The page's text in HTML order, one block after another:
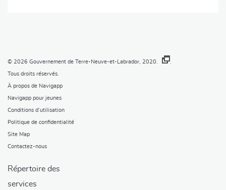
© 2026 Gouvernement de Terre-Neuve-et-Labrador, 2020. .
Tous droits réservés.
À propos de Navigapp
Navigapp pour jeunes
Conditions d’utilisation
Politique de confidentialité
Site Map
Contactez-nous
Répertoire des
services